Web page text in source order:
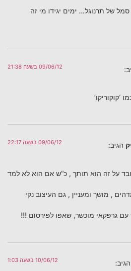
של תרנוגל… ימים יגידו מי זה
09/06/12 בשעה 21:38
‘קוקוריקו’
הגיב: 09/06/12 בשעה 22:17
על זה הוא תותך , כ”ש אם הוא לא למד
, מושך ומעניין , גם העיצוב נקי
גרפקאי מוכשר, שאפו לפירסום !!!
הגיב: 10/06/12 בשעה 1:03